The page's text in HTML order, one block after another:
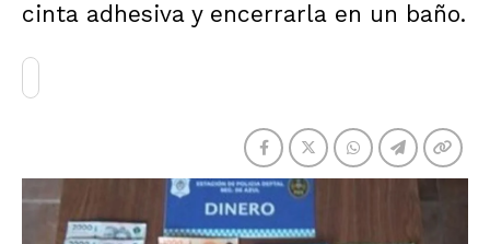
cinta adhesiva y encerrarla en un baño.